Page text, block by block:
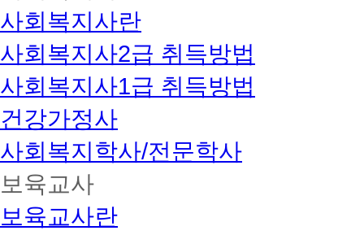
사회복지사란
사회복지사2급 취득방법
사회복지사1급 취득방법
건강가정사
사회복지학사/전문학사
보육교사
보육교사란